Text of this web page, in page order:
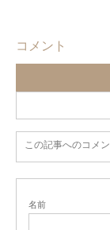
コメント
この記事へのコメ
名前